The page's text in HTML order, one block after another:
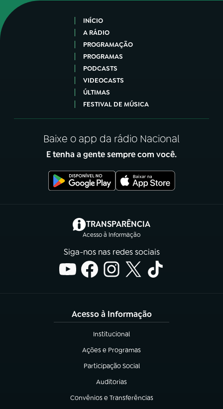
INÍCIO
A RÁDIO
PROGRAMAÇÃO
PROGRAMAS
PODCASTS
VIDEOCASTS
ÚLTIMAS
FESTIVAL DE MÚSICA
Baixe o app da rádio Nacional
E tenha a gente sempre com você.
TRANSPARÊNCIA
Acesso à Informação
(abre em nova aba)
Siga-nos nas redes sociais
Acesso à Informação
Institucional
(abre em nova aba)
Ações e Programas
(abre em nova aba)
Participação Social
(abre em nova aba)
Auditorias
(abre em nova aba)
Convênios e Transferências
(abre em nova aba)